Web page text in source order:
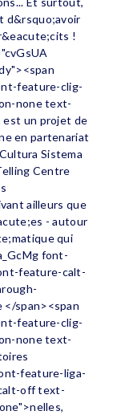
d&rsquo;avoir
!
feature-clig-
none text-
est un projet de
en partenariat
Sistema
Centre
ailleurs que
- autour
qui
font-
feature-calt-
span><span
feature-clig-
none text-
feature-liga-
off text-